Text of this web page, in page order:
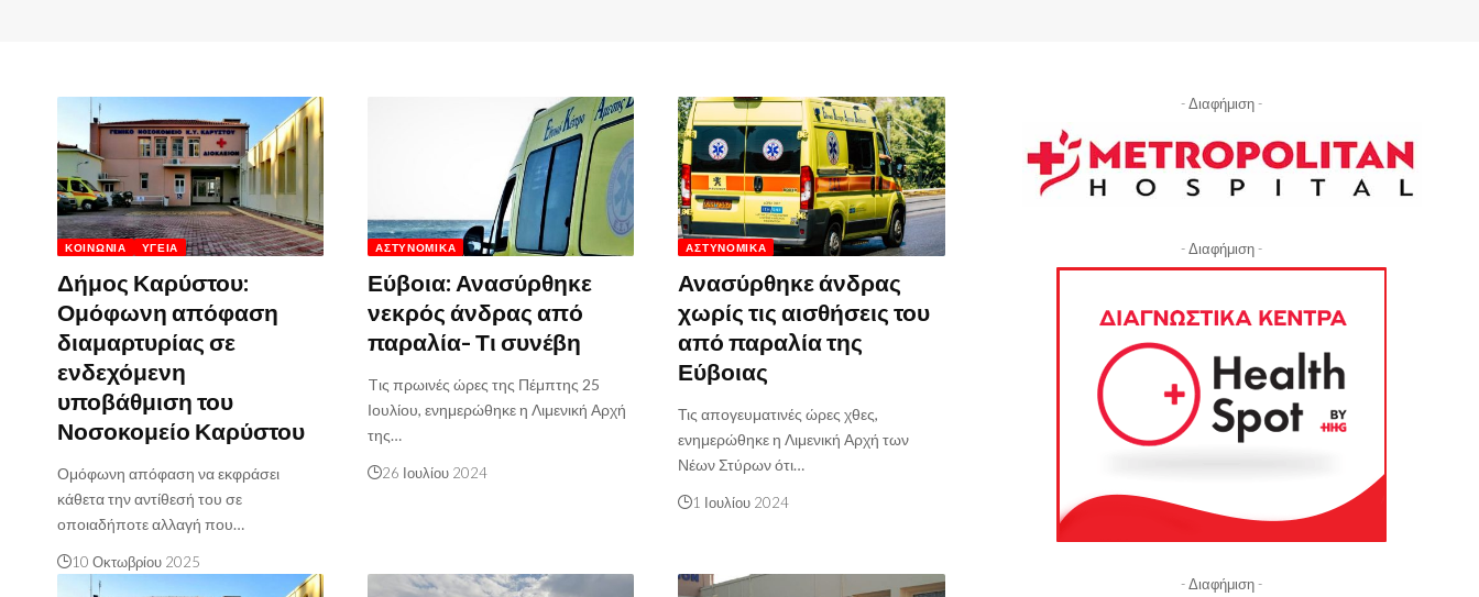
ΚΟΙΝΩΝΊΑ ΥΓΕΊΑ
Δήμος Καρύστου:
Ομόφωνη απόφαση
διαμαρτυρίας σε
ενδεχόμενη
υποβάθμιση του
Νοσοκομείο Καρύστου
Ομόφωνη απόφαση να εκφράσει
κάθετα την αντίθεσή του σε
οποιαδήποτε αλλαγή που…
10 Οκτωβρίου 2025
ΑΣΤΥΝΟΜΙΚΆ
Εύβοια: Ανασύρθηκε
νεκρός άνδρας από
παραλία- Τι συνέβη
Tις πρωινές ώρες της Πέμπτης 25
Ιουλίου, ενημερώθηκε η Λιμενική Αρχή
της…
26 Ιουλίου 2024
ΑΣΤΥΝΟΜΙΚΆ
Ανασύρθηκε άνδρας
χωρίς τις αισθήσεις του
από παραλία της
Εύβοιας
Τις απογευματινές ώρες χθες,
ενημερώθηκε η Λιμενική Αρχή των
Νέων Στύρων ότι…
1 Ιουλίου 2024
- Διαφήμιση -
- Διαφήμιση -
- Διαφήμιση -